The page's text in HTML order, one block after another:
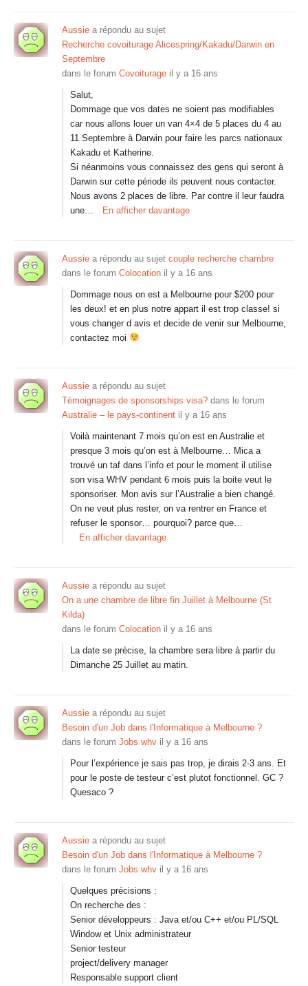
Aussie a répondu au sujet
Recherche covoiturage Alicespring/Kakadu/Darwin en
Septembre
dans le forum Covoiturage il y a 16 ans
Salut,
Dommage que vos dates ne soient pas modifiables
car nous allons louer un van 4×4 de 5 places du 4 au
11 Septembre à Darwin pour faire les parcs nationaux
Kakadu et Katherine.
Si néanmoins vous connaissez des gens qui seront à
Darwin sur cette période ils peuvent nous contacter.
Nous avons 2 places de libre. Par contre il leur faudra
une…
En afficher davantage
Aussie a répondu au sujet couple recherche chambre
dans le forum Colocation il y a 16 ans
Dommage nous on est a Melbourne pour $200 pour
les deux! et en plus notre appart il est trop classe! si
vous changer d avis et decide de venir sur Melbourne,
contactez moi
Aussie a répondu au sujet
Témoignages de sponsorships visa? dans le forum
Australie – le pays-continent il y a 16 ans
Voilà maintenant 7 mois qu’on est en Australie et
presque 3 mois qu’on est à Melbourne… Mica a
trouvé un taf dans l’info et pour le moment il utilise
son visa WHV pendant 6 mois puis la boite veut le
sponsoriser. Mon avis sur l’Australie a bien changé.
On ne veut plus rester, on va rentrer en France et
refuser le sponsor… pourquoi? parce que…
En afficher davantage
Aussie a répondu au sujet
On a une chambre de libre fin Juillet à Melbourne (St
Kilda)
dans le forum Colocation il y a 16 ans
La date se précise, la chambre sera libre à partir du
Dimanche 25 Juillet au matin.
Aussie a répondu au sujet
Besoin d'un Job dans l'Informatique à Melbourne ?
dans le forum Jobs whv il y a 16 ans
Pour l’expérience je sais pas trop, je dirais 2-3 ans. Et
pour le poste de testeur c’est plutot fonctionnel. GC ?
Quesaco ?
Aussie a répondu au sujet
Besoin d'un Job dans l'Informatique à Melbourne ?
dans le forum Jobs whv il y a 16 ans
Quelques précisions :
On recherche des :
Senior développeurs : Java et/ou C++ et/ou PL/SQL
Window et Unix administrateur
Senior testeur
project/delivery manager
Responsable support client